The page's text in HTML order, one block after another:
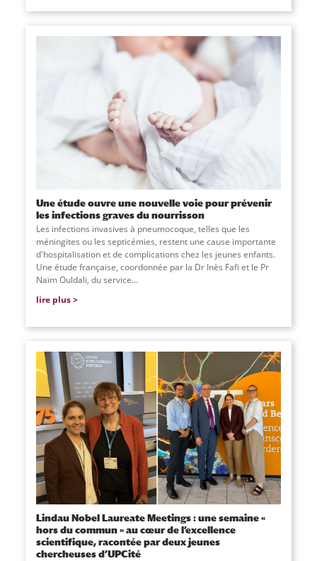
Une étude ouvre une nouvelle voie pour prévenir
les infections graves du nourrisson
Les infections invasives à pneumocoque, telles que les
méningites ou les septicémies, restent une cause importante
d'hospitalisation et de complications chez les jeunes enfants.
Une étude française, coordonnée par la Dr Inès Fafi et le Pr
Naïm Ouldali, du service...
lire plus
Lindau Nobel Laureate Meetings : une semaine «
hors du commun » au cœur de l’excellence
scientifique, racontée par deux jeunes
chercheuses d’UPCité